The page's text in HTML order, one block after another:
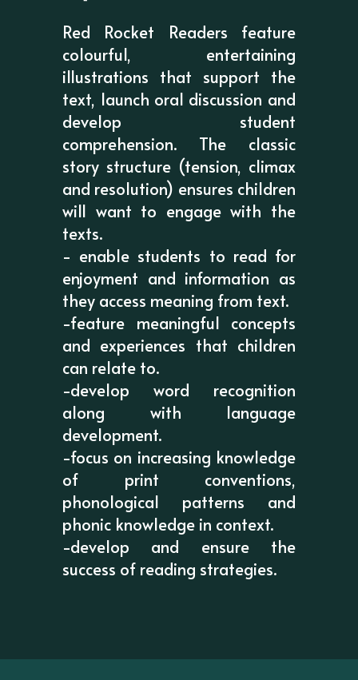
Red Rocket Readers feature
colourful, entertaining
illustrations that support the
text, launch oral discussion and
develop student
comprehension. The classic
story structure (tension, climax
and resolution) ensures children
will want to engage with the
texts.
- enable students to read for
enjoyment and information as
they access meaning from text.
-feature meaningful concepts
and experiences that children
can relate to.
-develop word recognition
along with language
development.
-focus on increasing knowledge
of print conventions,
phonological patterns and
phonic knowledge in context.
-develop and ensure the
success of reading strategies.